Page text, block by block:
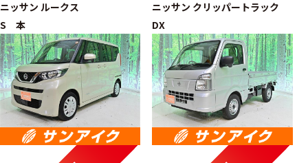
ニッサン ルークス
S 本
ニッサン クリッパートラック
DX